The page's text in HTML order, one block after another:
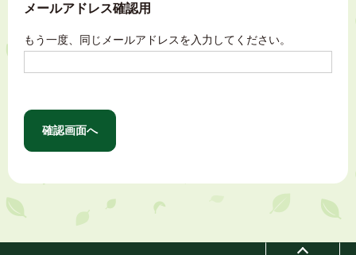
メールアドレス確認用
もう一度、同じメールアドレスを入力してください。